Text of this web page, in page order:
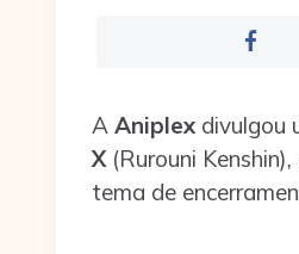
A Aniplex divulgou
X (Rurouni
tema de